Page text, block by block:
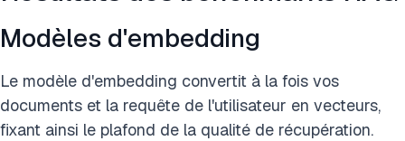
Modèles d'embedding
Le modèle d'embedding convertit à la fois vos
documents et la requête de l'utilisateur en vecteurs,
fixant ainsi le plafond de la qualité de récupération.